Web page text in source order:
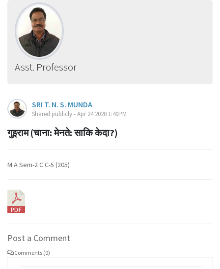
Asst. Professor
SRI T. N. S. MUNDA
Shared publicly - Apr 24 2020 1:40PM
गुइराम (चाना: मेनते: साकि केदा?)
M.A Sem-2 C.C-5 (205)
Post a Comment
Comments (0)